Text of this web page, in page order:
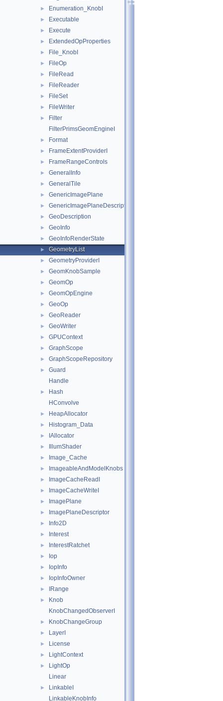
► Enumeration_KnobI
► Executable
► Execute
► ExtendedOpProperties
► File_KnobI
► FileOp
► FileRead
► FileReader
► FileSet
► FileWriter
►
Filter
FilterPrimsGeomEngineI
► Format
► FrameExtentProviderI
► FrameRangeControls
► GeneralInfo
► GeneralTile
► GenericImagePlane
► GenericImagePlaneDescriptor
► GeoDescription
► GeoInfo
► GeoInfoRenderState
► GeometryList
► GeometryProviderI
► GeomKnobSample
► GeomOp
► GeomOpEngine
► GeoOp
► GeoReader
► GeoWriter
► GPUContext
► GraphScope
► GraphScopeRepository
►
Guard
Handle
►
Hash
HConvolve
► HeapAllocator
► Histogram_Data
► IAllocator
► IllumShader
► Image_Cache
► ImageableAndModelKnobs
► ImageCacheReadI
► ImageCacheWriteI
► ImagePlane
► ImagePlaneDescriptor
► Info2D
► Interest
► InterestRatchet
► Iop
► IopInfo
► IopInfoOwner
► IRange
►
Knob
KnobChangedObserverI
► KnobChangeGroup
► LayerI
► License
► LightContext
►
LightOp
Linear
►
LinkableI
LinkableKnobInfo